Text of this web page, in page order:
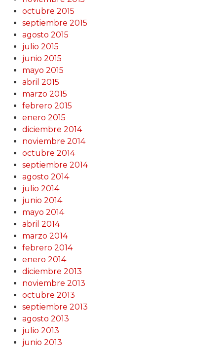
octubre 2015
septiembre 2015
agosto 2015
julio 2015
junio 2015
mayo 2015
abril 2015
marzo 2015
febrero 2015
enero 2015
diciembre 2014
noviembre 2014
octubre 2014
septiembre 2014
agosto 2014
julio 2014
junio 2014
mayo 2014
abril 2014
marzo 2014
febrero 2014
enero 2014
diciembre 2013
noviembre 2013
octubre 2013
septiembre 2013
agosto 2013
julio 2013
junio 2013